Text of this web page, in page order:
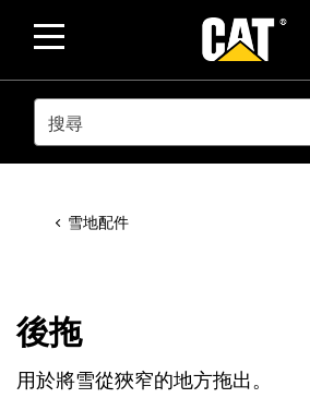
SEARCH
雪地配件
後拖
用於將雪從狹窄的地方拖出。